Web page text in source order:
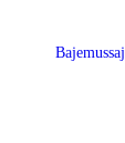
Bajemussaj